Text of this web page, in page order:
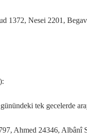
1372, Nesei 2201,
tek gecelerde
Ahmed 24346, Albânî